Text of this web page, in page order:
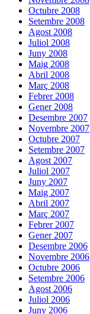
Octubre 2008
Setembre 2008
Agost 2008
Juliol 2008
Juny 2008
Maig 2008
Abril 2008
Març 2008
Febrer 2008
Gener 2008
Desembre 2007
Novembre 2007
Octubre 2007
Setembre 2007
Agost 2007
Juliol 2007
Juny 2007
Maig 2007
Abril 2007
Març 2007
Febrer 2007
Gener 2007
Desembre 2006
Novembre 2006
Octubre 2006
Setembre 2006
Agost 2006
Juliol 2006
Juny 2006